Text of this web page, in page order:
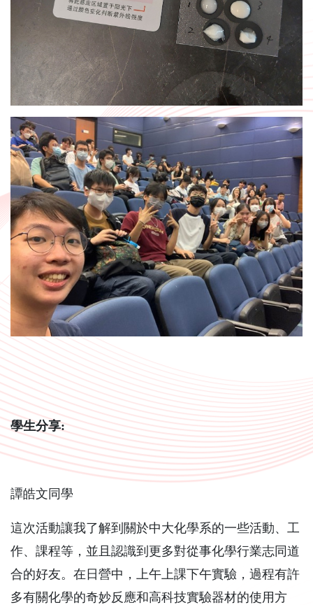
學生分享:
譚皓文同學
這次活動讓我了解到關於中大化學系的一些活動、工
作、課程等，並且認識到更多對從事化學行業志同道
合的好友。在日營中，上午上課下午實驗，過程有許
多有關化學的奇妙反應和高科技實驗器材的使用方